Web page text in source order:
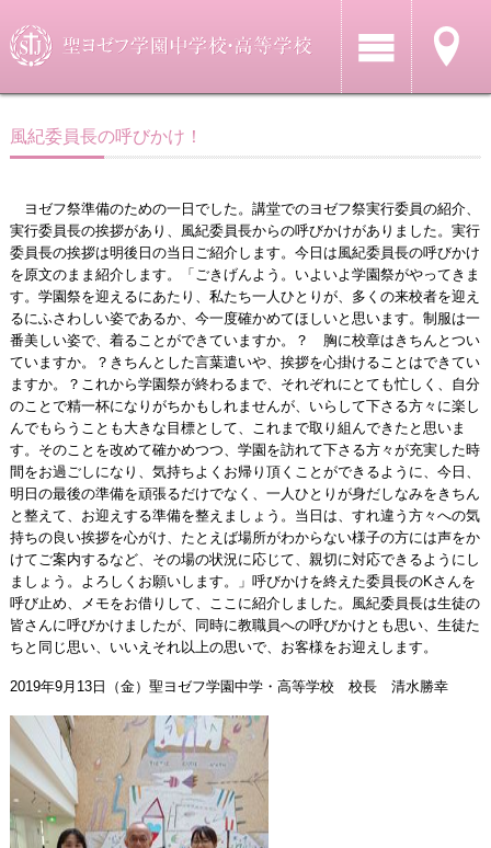
風紀委員長の呼びかけ！
ヨゼフ祭準備のための一日でした。講堂でのヨゼフ祭実行委員の紹介、
実行委員長の挨拶があり、風紀委員長からの呼びかけがありました。実行
委員長の挨拶は明後日の当日ご紹介します。今日は風紀委員長の呼びかけ
を原文のまま紹介します。「ごきげんよう。いよいよ学園祭がやってきま
す。学園祭を迎えるにあたり、私たち一人ひとりが、多くの来校者を迎え
るにふさわしい姿であるか、今一度確かめてほしいと思います。制服は一
番美しい姿で、着ることができていますか。？ 胸に校章はきちんとつい
ていますか。？きちんとした言葉遣いや、挨拶を心掛けることはできてい
ますか。？これから学園祭が終わるまで、それぞれにとても忙しく、自分
のことで精一杯になりがちかもしれませんが、いらして下さる方々に楽し
んでもらうことも大きな目標として、これまで取り組んできたと思いま
す。そのことを改めて確かめつつ、学園を訪れて下さる方々が充実した時
間をお過ごしになり、気持ちよくお帰り頂くことができるように、今日、
明日の最後の準備を頑張るだけでなく、一人ひとりが身だしなみをきちん
と整えて、お迎えする準備を整えましょう。当日は、すれ違う方々への気
持ちの良い挨拶を心がけ、たとえば場所がわからない様子の方には声をか
けてご案内するなど、その場の状況に応じて、親切に対応できるようにし
ましょう。よろしくお願いします。」呼びかけを終えた委員長のKさんを
呼び止め、メモをお借りして、ここに紹介しました。風紀委員長は生徒の
皆さんに呼びかけましたが、同時に教職員への呼びかけとも思い、生徒た
ちと同じ思い、いいえそれ以上の思いで、お客様をお迎えします。
2019年9月13日（金）聖ヨゼフ学園中学・高等学校 校長 清水勝幸